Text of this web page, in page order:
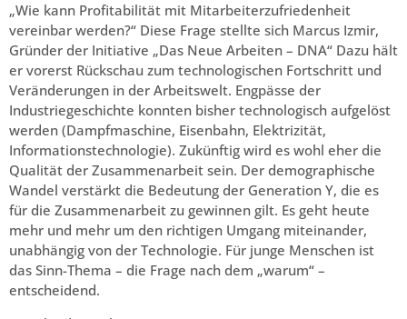
„Wie kann Profitabilität mit Mitarbeiterzufriedenheit
vereinbar werden?“ Diese Frage stellte sich Marcus Izmir,
Gründer der Initiative „Das Neue Arbeiten – DNA“ Dazu hält
er vorerst Rückschau zum technologischen Fortschritt und
Veränderungen in der Arbeitswelt. Engpässe der
Industriegeschichte konnten bisher technologisch aufgelöst
werden (Dampfmaschine, Eisenbahn, Elektrizität,
Informationstechnologie). Zukünftig wird es wohl eher die
Qualität der Zusammenarbeit sein. Der demographische
Wandel verstärkt die Bedeutung der Generation Y, die es
für die Zusammenarbeit zu gewinnen gilt. Es geht heute
mehr und mehr um den richtigen Umgang miteinander,
unabhängig von der Technologie. Für junge Menschen ist
das Sinn-Thema – die Frage nach dem „warum“ –
entscheidend.